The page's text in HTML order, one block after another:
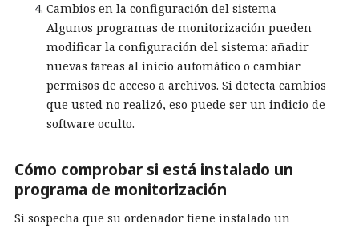
Cambios en la configuración del sistema
Algunos programas de monitorización pueden
modificar la configuración del sistema: añadir
nuevas tareas al inicio automático o cambiar
permisos de acceso a archivos. Si detecta cambios
que usted no realizó, eso puede ser un indicio de
software oculto.
Cómo comprobar si está instalado un
programa de monitorización
Si sospecha que su ordenador tiene instalado un